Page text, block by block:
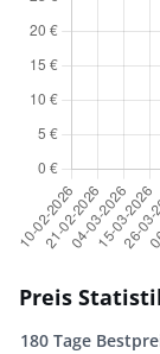
Preis
180 Tage